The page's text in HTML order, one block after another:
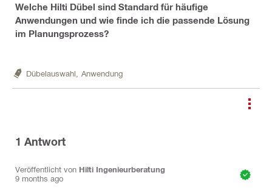
Welche Hilti Dübel sind Standard für häufige
Anwendungen und wie finde ich die passende Lösung
im Planungsprozess?
Dübelauswahl, Anwendung
1 Antwort
Veröffentlicht von Hilti Ingenieurberatung
9 months ago